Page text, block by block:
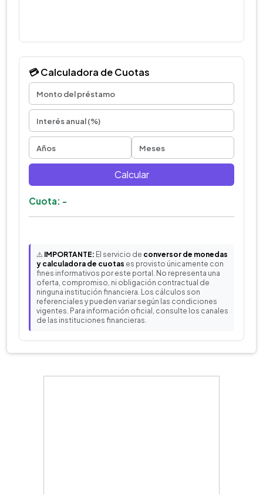
💳 Calculadora de Cuotas
Calcular
Cuota: -
⚠️ IMPORTANTE: El servicio de conversor de monedas
y calculadora de cuotas es provisto únicamente con
fines informativos por este portal. No representa una
oferta, compromiso, ni obligación contractual de
ninguna institución financiera. Los cálculos son
referenciales y pueden variar según las condiciones
vigentes. Para información oficial, consulte los canales
de las instituciones financieras.